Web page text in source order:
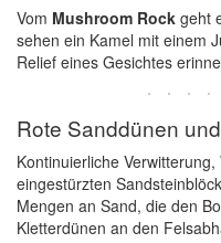
Vom Mushroom Rock geht
sehen ein Kamel mit einem
Relief eines Gesichtes
Rote Sanddünen
Kontinuierliche
eingestürzten
Mengen an Sand, die den
Kletterdünen an den